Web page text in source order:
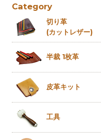
Category
切り革
(カットレザー)
半裁 1枚革
皮革キット
工具